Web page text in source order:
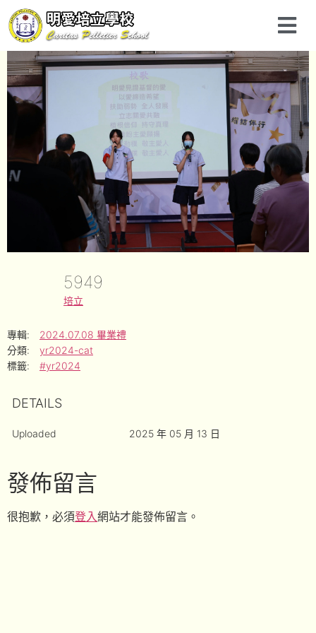
5949
培立
專輯:
2024.07.08 畢業禮
分類:
yr2024-cat
標籤:
#yr2024
DETAILS
Uploaded 2025 年 05 月 13 日
發佈留言
很抱歉，必須登入網站才能發佈留言。